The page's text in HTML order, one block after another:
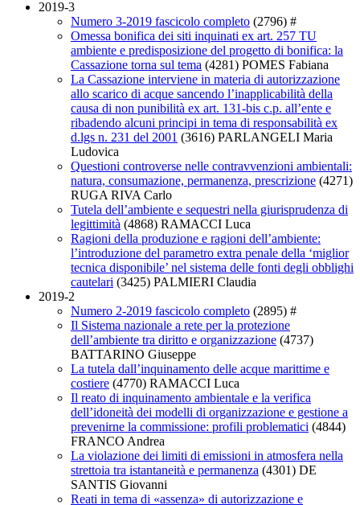
2019-3
Numero 3-2019 fascicolo completo (2796) #
Omessa bonifica dei siti inquinati ex art. 257 TU
ambiente e predisposizione del progetto di bonifica: la
Cassazione torna sul tema (4281) POMES Fabiana
La Cassazione interviene in materia di autorizzazione
allo scarico di acque sancendo l’inapplicabilità della
causa di non punibilità ex art. 131-bis c.p. all’ente e
ribadendo alcuni principi in tema di responsabilità ex
d.lgs n. 231 del 2001 (3616) PARLANGELI Maria
Ludovica
Questioni controverse nelle contravvenzioni ambientali:
natura, consumazione, permanenza, prescrizione (4271)
RUGA RIVA Carlo
Tutela dell’ambiente e sequestri nella giurisprudenza di
legittimità (4868) RAMACCI Luca
Ragioni della produzione e ragioni dell’ambiente:
l’introduzione del parametro extra penale della ‘miglior
tecnica disponibile’ nel sistema delle fonti degli obblighi
cautelari (3425) PALMIERI Claudia
2019-2
Numero 2-2019 fascicolo completo (2895) #
Il Sistema nazionale a rete per la protezione
dell’ambiente tra diritto e organizzazione (4737)
BATTARINO Giuseppe
La tutela dall’inquinamento delle acque marittime e
costiere (4770) RAMACCI Luca
Il reato di inquinamento ambientale e la verifica
dell’idoneità dei modelli di organizzazione e gestione a
prevenirne la commissione: profili problematici (4844)
FRANCO Andrea
La violazione dei limiti di emissioni in atmosfera nella
strettoia tra istantaneità e permanenza (4301) DE
SANTIS Giovanni
Reati in tema di «assenza» di autorizzazione e